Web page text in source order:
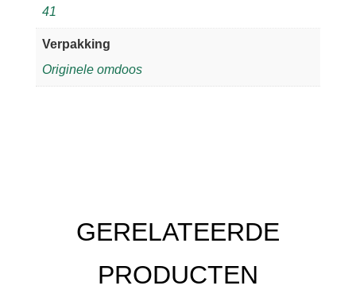
41
Verpakking
Originele omdoos
GERELATEERDE
PRODUCTEN